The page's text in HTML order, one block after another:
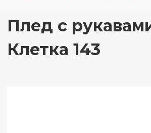
Плед с
Клетка 143